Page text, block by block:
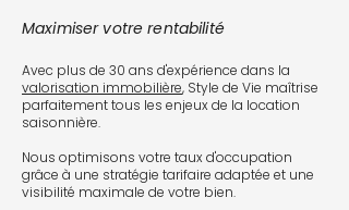
Maximiser votre rentabilité
Avec plus de 30 ans d'expérience dans la
valorisation immobilière, Style de Vie maîtrise
parfaitement tous les enjeux de la location
saisonnière.
Nous optimisons votre taux d'occupation
grâce à une stratégie tarifaire adaptée et une
visibilité maximale de votre bien.